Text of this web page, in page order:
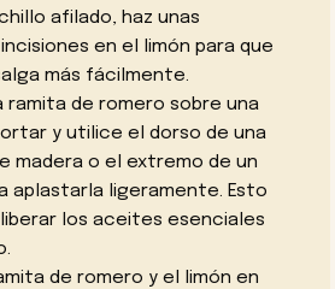
afilado, haz unas
en el limón para que
más fácilmente.
ramita de romero sobre una
y utilice el dorso de una
madera o el extremo de un
aplastarla ligeramente. Esto
los aceites esenciales
de romero y el limón en